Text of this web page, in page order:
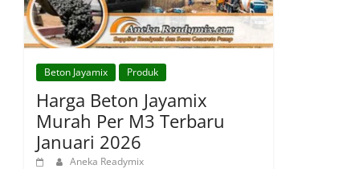
Beton Jayamix Produk
Harga Beton Jayamix
Murah Per M3 Terbaru
Januari 2026
Aneka Readymix